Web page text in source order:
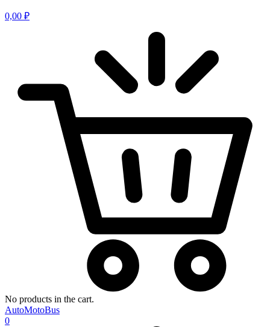
0,00 ₽
No products in the cart.
AutoMotoBus
0